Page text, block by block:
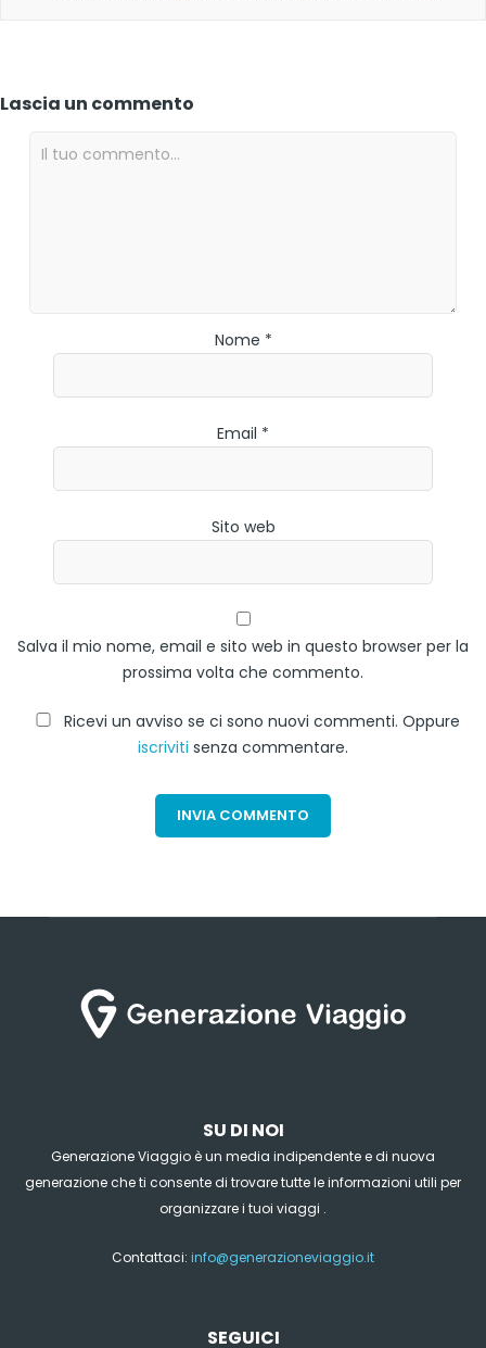
Lascia un commento
Nome *
Email *
Sito web
Salva il mio nome, email e sito web in questo browser per la
prossima volta che commento.
Ricevi un avviso se ci sono nuovi commenti. Oppure
iscriviti senza commentare.
SU DI NOI
Generazione Viaggio è un media indipendente e di nuova
generazione che ti consente di trovare tutte le informazioni utili per
organizzare i tuoi viaggi .
Contattaci: info@generazioneviaggio.it
SEGUICI